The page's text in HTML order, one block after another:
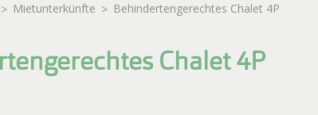
Mietunterkünfte Behindertengerechtes Chalet 4P
Chalet 4P